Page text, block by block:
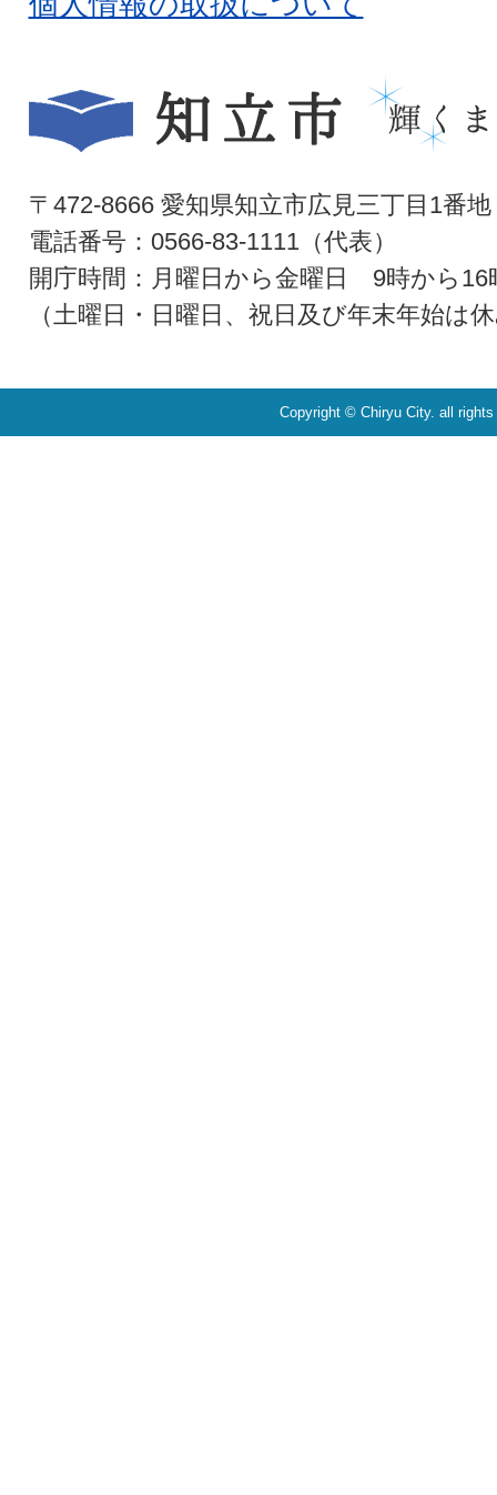
〒472-8666 愛知県知立市広見三丁目1番地
電話番号：0566-83-1111（代表）
開庁時間：月曜日から金曜日 9時から16
（土曜日・日曜日、祝日及び年末年始は
Copyright © Chiryu City. all rights